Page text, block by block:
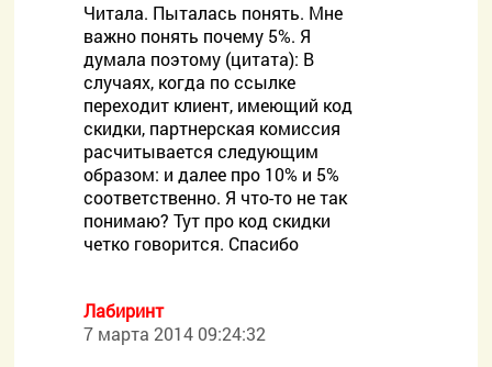
Читала. Пыталась понять. Мне
важно понять почему 5%. Я
думала поэтому (цитата): В
случаях, когда по ссылке
переходит клиент, имеющий код
скидки, партнерская комиссия
расчитывается следующим
образом: и далее про 10% и 5%
соответственно. Я что-то не так
понимаю? Тут про код скидки
четко говорится. Спасибо
Лабиринт
7 марта 2014 09:24:32